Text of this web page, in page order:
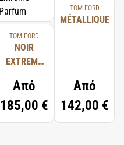
TOM FORD
NOIR
EXTREME
Από
185,00 €
TOM FORD
MÉTALLIQUE
Από
142,00 €